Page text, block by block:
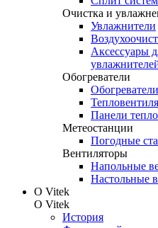
Очистка и
Увлажнители
Аксессуары
Обогреватели
Панели
Метеостанции
Погодные
Вентиляторы
Напольные
Настольные
О Vitek
О Vitek
История